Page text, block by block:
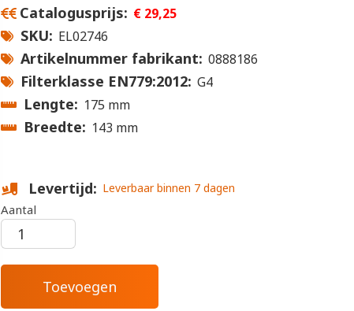
Catalogusprijs € 29,25
SKU EL02746
Artikelnummer fabrikant 0888186
Filterklasse EN779:2012 G4
Lengte 175 mm
Breedte 143 mm
Levertijd Leverbaar binnen 7 dagen
Aantal